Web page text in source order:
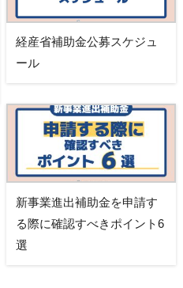
経産省補助金公募スケジュ
ール
新事業進出補助金を申請す
る際に確認すべきポイント6
選